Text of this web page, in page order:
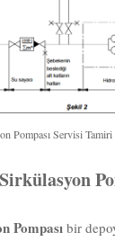
Pompası Servisi Tamiri
Pompası bir